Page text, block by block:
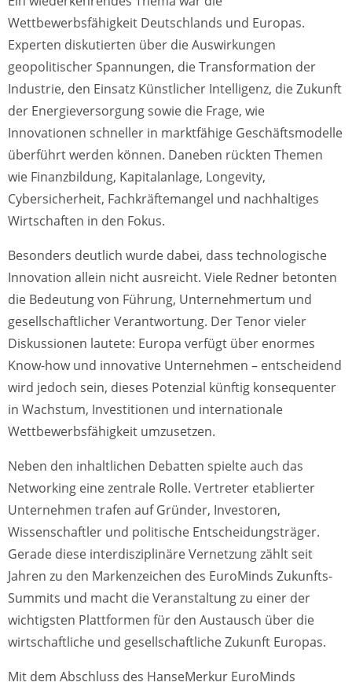
Wettbewerbsfähigkeit Deutschlands und Europas.
Experten diskutierten über die Auswirkungen
geopolitischer Spannungen, die Transformation der
Industrie, den Einsatz Künstlicher Intelligenz, die Zukunft
der Energieversorgung sowie die Frage, wie
Innovationen schneller in marktfähige Geschäftsmodelle
überführt werden können. Daneben rückten Themen
wie Finanzbildung, Kapitalanlage, Longevity,
Cybersicherheit, Fachkräftemangel und nachhaltiges
Wirtschaften in den Fokus.
Besonders deutlich wurde dabei, dass technologische
Innovation allein nicht ausreicht. Viele Redner betonten
die Bedeutung von Führung, Unternehmertum und
gesellschaftlicher Verantwortung. Der Tenor vieler
Diskussionen lautete: Europa verfügt über enormes
Know-how und innovative Unternehmen – entscheidend
wird jedoch sein, dieses Potenzial künftig konsequenter
in Wachstum, Investitionen und internationale
Wettbewerbsfähigkeit umzusetzen.
Neben den inhaltlichen Debatten spielte auch das
Networking eine zentrale Rolle. Vertreter etablierter
Unternehmen trafen auf Gründer, Investoren,
Wissenschaftler und politische Entscheidungsträger.
Gerade diese interdisziplinäre Vernetzung zählt seit
Jahren zu den Markenzeichen des EuroMinds Zukunfts-
Summits und macht die Veranstaltung zu einer der
wichtigsten Plattformen für den Austausch über die
wirtschaftliche und gesellschaftliche Zukunft Europas.
Mit dem Abschluss des HanseMerkur EuroMinds